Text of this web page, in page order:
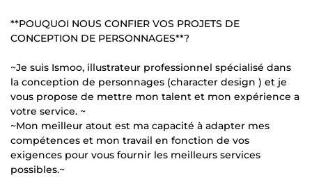
**POUQUOI NOUS CONFIER VOS PROJETS DE
CONCEPTION DE PERSONNAGES**?
~Je suis Ismoo, illustrateur professionnel spécialisé dans
la conception de personnages (character design ) et je
vous propose de mettre mon talent et mon expérience a
votre service. ~
~Mon meilleur atout est ma capacité à adapter mes
compétences et mon travail en fonction de vos
exigences pour vous fournir les meilleurs services
possibles.~